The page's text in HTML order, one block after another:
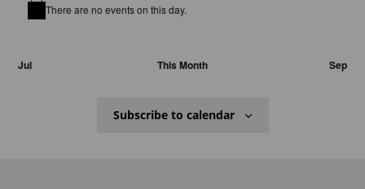
NoticeThere are no events on this day.
Jul This Month Sep
Subscribe to calendar